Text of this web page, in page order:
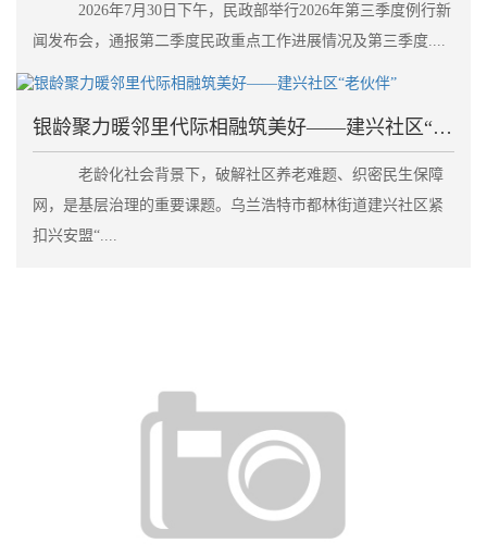
2026年7月30日下午，民政部举行2026年第三季度例行新
闻发布会，通报第二季度民政重点工作进展情况及第三季度....
银龄聚力暖邻里代际相融筑美好——建兴社区“老伙伴”
老龄化社会背景下，破解社区养老难题、织密民生保障
网，是基层治理的重要课题。乌兰浩特市都林街道建兴社区紧
扣兴安盟“....